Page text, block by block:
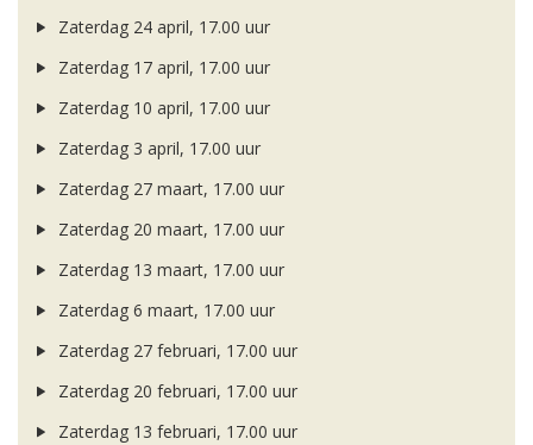
Zaterdag 24 april, 17.00 uur
Zaterdag 17 april, 17.00 uur
Zaterdag 10 april, 17.00 uur
Zaterdag 3 april, 17.00 uur
Zaterdag 27 maart, 17.00 uur
Zaterdag 20 maart, 17.00 uur
Zaterdag 13 maart, 17.00 uur
Zaterdag 6 maart, 17.00 uur
Zaterdag 27 februari, 17.00 uur
Zaterdag 20 februari, 17.00 uur
Zaterdag 13 februari, 17.00 uur